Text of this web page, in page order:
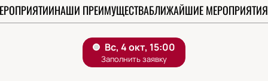
НАШИ ПРЕИМУЩЕСТВАБЛИЖАЙШИЕ МЕРОПРИЯТИЯ